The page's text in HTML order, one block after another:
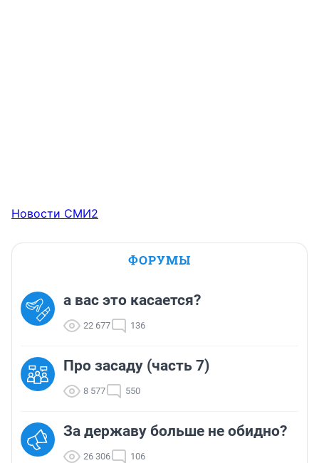
Новости СМИ2
ФОРУМЫ
а вас это касается?
22 677 136
Про засаду (часть 7)
8 577 550
За державу больше не обидно?
26 306 106